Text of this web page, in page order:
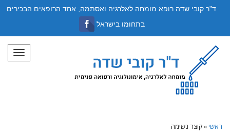
תפריט
ראשי»קוצר נשימה
ד"ר קובי שדה רופא מומחה לאלרגיה ואסתמה, אחד הרופאים הבכירים
בתחומו בישראל